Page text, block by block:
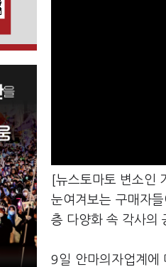
[뉴스토마토 변소인
눈여겨보는 구매자
층 다양화 속 각사의
9일 안마의자업계에